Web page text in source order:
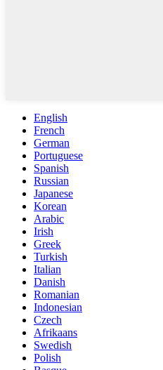
English
French
German
Portuguese
Spanish
Russian
Japanese
Korean
Arabic
Irish
Greek
Turkish
Italian
Danish
Romanian
Indonesian
Czech
Afrikaans
Swedish
Polish